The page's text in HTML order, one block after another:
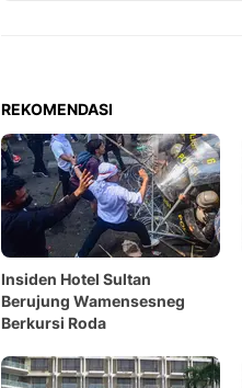
REKOMENDASI
Insiden Hotel Sultan
Berujung Wamensesneg
Berkursi Roda